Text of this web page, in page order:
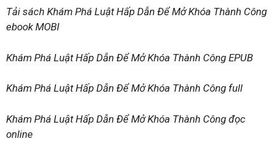
Tải sách Khám Phá Luật Hấp Dẫn Để Mở Khóa Thành Công
ebook MOBI
Khám Phá Luật Hấp Dẫn Để Mở Khóa Thành Công EPUB
Khám Phá Luật Hấp Dẫn Để Mở Khóa Thành Công full
Khám Phá Luật Hấp Dẫn Để Mở Khóa Thành Công đọc
online